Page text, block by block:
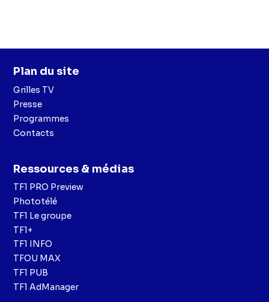
Plan du site
Grilles TV
Presse
Programmes
Contacts
Ressources & médias
TF1 PRO Preview
Phototélé
TF1 Le groupe
TF1+
TF1 INFO
TFOU MAX
TF1 PUB
TF1 AdManager